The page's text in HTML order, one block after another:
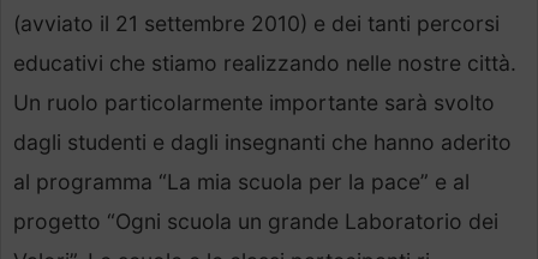
(avviato il 21 settembre 2010) e dei tanti percorsi
educativi che stiamo realizzando nelle nostre città.
Un ruolo particolarmente importante sarà svolto
dagli studenti e dagli insegnanti che hanno aderito
al programma “La mia scuola per la pace” e al
progetto “Ogni scuola un grande Laboratorio dei